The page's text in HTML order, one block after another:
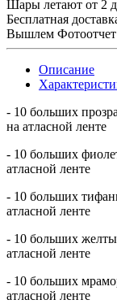
Шары летают от 2
Бесплатная
Вышлем Фотоотчет
Описание
- 10 больших
на атласной ленте
- 10 больших
атласной ленте
- 10 больших
атласной ленте
- 10 больших
атласной ленте
- 10 больших
атласной ленте